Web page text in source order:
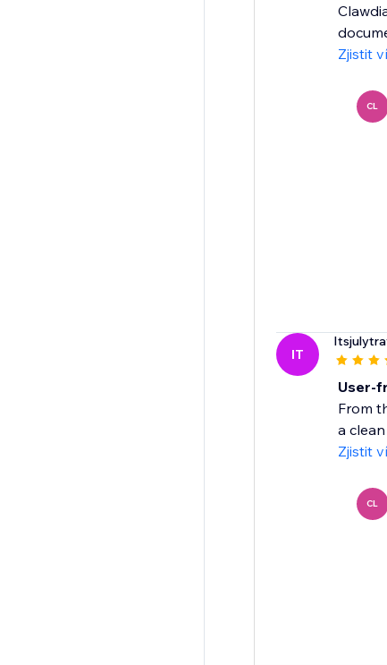
Zjistit
CL
IT
User-
From
a
Zjistit
CL